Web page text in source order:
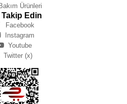
Ürünleri
Takip Edin
Facebook
Instagram
Youtube
Twitter (x)